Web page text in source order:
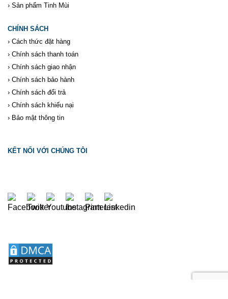
› Sản phẩm Tinh Mùi
CHÍNH SÁCH
› Cách thức đặt hàng
› Chính sách thanh toán
› Chính sách giao nhận
› Chính sách bảo hành
› Chính sách đổi trả
› Chính sách khiếu nại
› Bảo mật thông tin
KẾT NỐI VỚI CHÚNG TÔI